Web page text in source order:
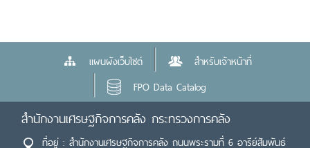
แผนผังเว็บไซต์
สำหรับเจ้าหน้าที่
FPO Data Catalog
สำนักงานเศรษฐกิจการคลัง กระทรวงการคลัง
ที่อยู่ : สำนักงานเศรษฐกิจการคลัง ถนนพระรามที่ 6 อารีย์สัมพันธ์